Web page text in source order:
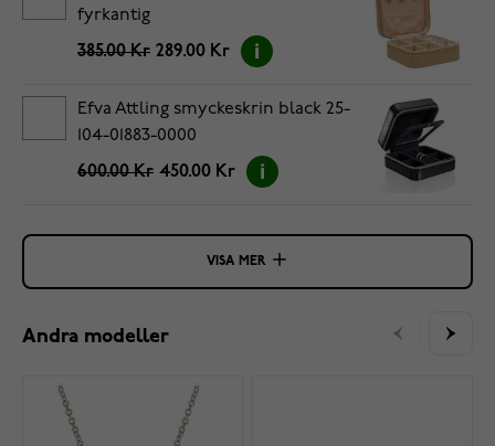
fyrkantig
385.00 Kr 289.00 Kr
Efva Attling smyckeskrin black 25-
104-01883-0000
600.00 Kr 450.00 Kr
VISA MER
Andra modeller